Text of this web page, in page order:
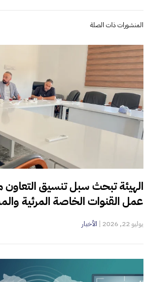
المنشورات ذات الصلة
الهيئة تبحث سبل تنسيق
عمل القنوات الخاصة المرئية
يوليو 22, 2026 | الأخبار